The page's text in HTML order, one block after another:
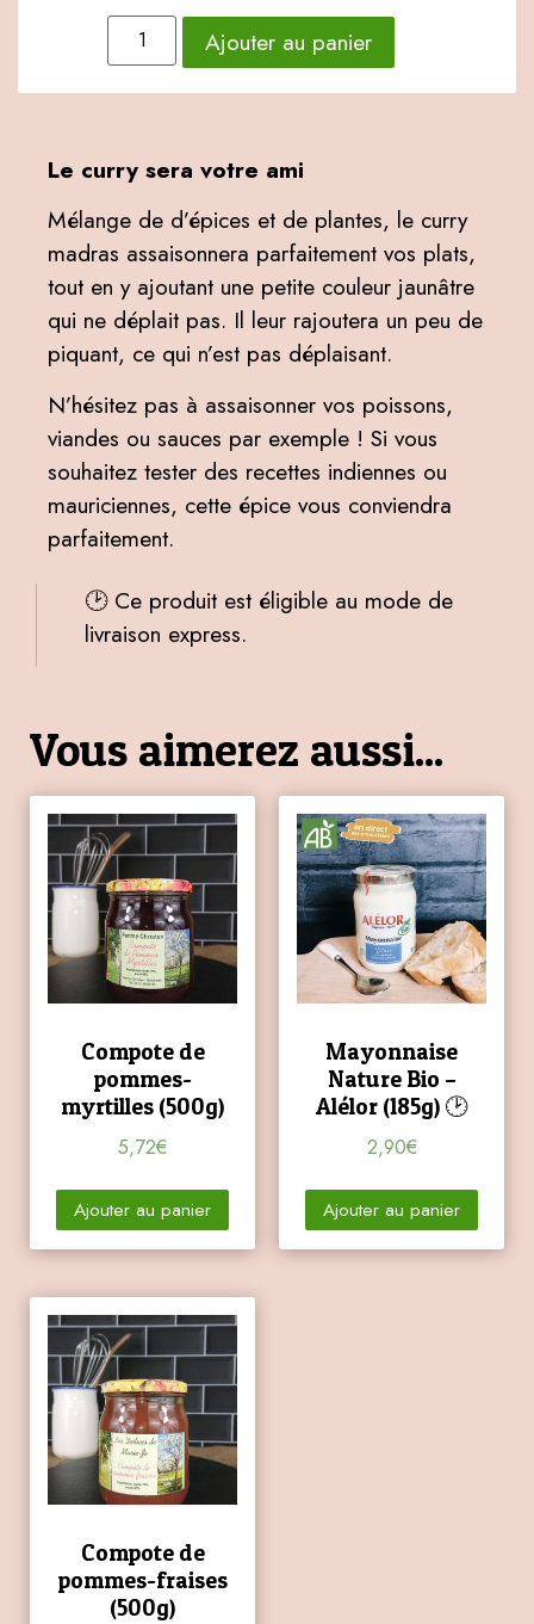
Ajouter au panier
Le curry sera votre ami
Mélange de d’épices et de plantes, le curry
madras assaisonnera parfaitement vos plats,
tout en y ajoutant une petite couleur jaunâtre
qui ne déplait pas. Il leur rajoutera un peu de
piquant, ce qui n’est pas déplaisant.
N’hésitez pas à assaisonner vos poissons,
viandes ou sauces par exemple ! Si vous
souhaitez tester des recettes indiennes ou
mauriciennes, cette épice vous conviendra
parfaitement.
🕑 Ce produit est éligible au mode de
livraison express.
Vous aimerez aussi...
Compote de
pommes-
myrtilles (500g)
5,72€
Ajouter au panier
Mayonnaise
Nature Bio –
Alélor (185g) 🕑
2,90€
Ajouter au panier
Compote de
pommes-fraises
(500g)